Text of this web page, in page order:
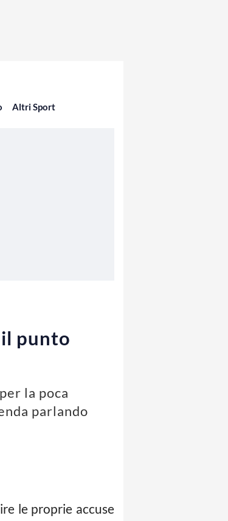
Altri Sport
punto
la poca
parlando
le proprie accuse